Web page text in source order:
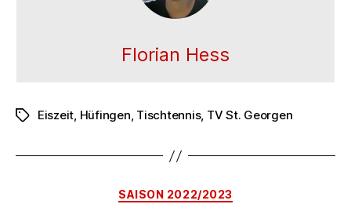
Florian Hess
Schlagwörter
Eiszeit, Hüfingen, Tischtennis, TV St. Georgen
Kategorien
SAISON 2022/2023